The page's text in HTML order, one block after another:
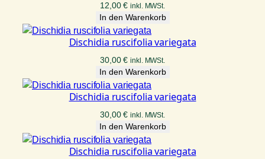
12,00€ inkl. MWSt.
In den Warenkorb
Dischidia ruscifolia variegata
30,00€ inkl. MWSt.
In den Warenkorb
Dischidia ruscifolia variegata
30,00€ inkl. MWSt.
In den Warenkorb
Dischidia ruscifolia variegata